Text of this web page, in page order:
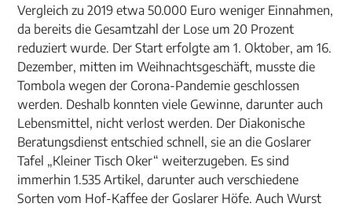
Vergleich zu 2019 etwa 50.000 Euro weniger Einnahmen,
da bereits die Gesamtzahl der Lose um 20 Prozent
reduziert wurde. Der Start erfolgte am 1. Oktober, am 16.
Dezember, mitten im Weihnachtsgeschäft, musste die
Tombola wegen der Corona-Pandemie geschlossen
werden. Deshalb konnten viele Gewinne, darunter auch
Lebensmittel, nicht verlost werden. Der Diakonische
Beratungsdienst entschied schnell, sie an die Goslarer
Tafel „Kleiner Tisch Oker“ weiterzugeben. Es sind
immerhin 1.535 Artikel, darunter auch verschiedene
Sorten vom Hof-Kaffee der Goslarer Höfe. Auch Wurst